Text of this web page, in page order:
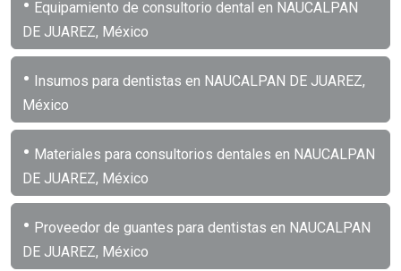
• Equipamiento de consultorio dental en NAUCALPAN
DE JUAREZ, México
• Insumos para dentistas en NAUCALPAN DE JUAREZ,
México
• Materiales para consultorios dentales en NAUCALPAN
DE JUAREZ, México
• Proveedor de guantes para dentistas en NAUCALPAN
DE JUAREZ, México